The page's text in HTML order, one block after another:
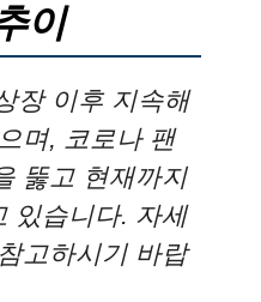
이
장 이후 지속해
며, 코로나 팬
뚫고 현재까지
있습니다. 자세
고하시기 바랍